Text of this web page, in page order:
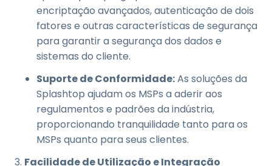
encriptação avançados, autenticação de dois
fatores e outras características de segurança
para garantir a segurança dos dados e
sistemas do cliente.
Suporte de Conformidade:As soluções da
Splashtop ajudam os MSPs a aderir aos
regulamentos e padrões da indústria,
proporcionando tranquilidade tanto para os
MSPs quanto para seus clientes.
Facilidade de Utilização e Integração